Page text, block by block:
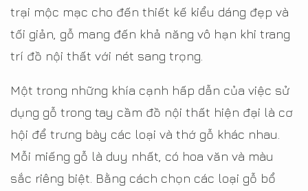
trại mộc mạc cho đến thiết kế kiểu dáng đẹp và
tối giản, gỗ mang đến khả năng vô hạn khi trang
trí đồ nội thất với nét sang trọng.
Một trong những khía cạnh hấp dẫn của việc sử
dụng gỗ trong tay cầm đồ nội thất hiện đại là cơ
hội để trưng bày các loại và thớ gỗ khác nhau.
Mỗi miếng gỗ là duy nhất, có hoa văn và màu
sắc riêng biệt. Bằng cách chọn các loại gỗ bổ